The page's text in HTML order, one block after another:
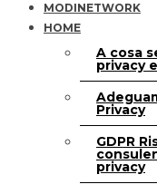
MODINETWORK
HOME
A cosa
privacy
Privacy
GDPR
privacy